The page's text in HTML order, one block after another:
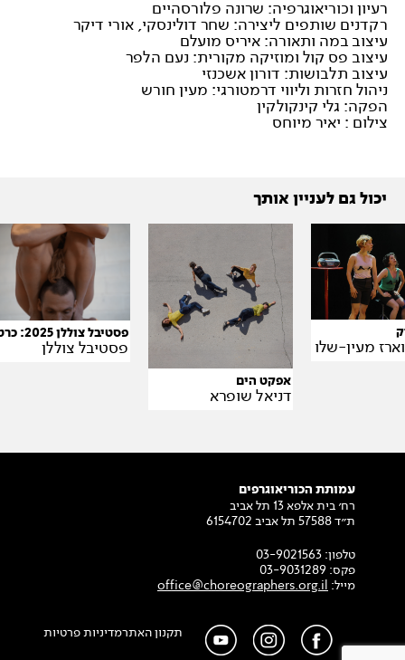
רעיון וכוריאוגרפיה: שרונה פלורסהיים
רקדנים שותפים ליצירה: שחר דולינסקי, אורי דיקר
עיצוב במה ותאורה: איריס מועלם
עיצוב פס קול ומוזיקה מקורית: נעם הלפר
עיצוב תלבושות: דורון אשכנזי
ניהול חזרות וליווי דרמטורגי: מעין חורש
הפקה: גלי קינקולקין
צילום : יאיר מיוחס
יכול גם לעניין אותך
מעין-שלו
אפקט הים
דניאל שופרא
פסטיבל צוללן 2025: כרטיס משולב לסטודנטים 6 מופעים
פסטיבל צוללן
עמותת הכוריאוגרפים
רח׳ בית אלפא 13 תל אביב
ת״ד 57588 תל אביב 6154702
טלפון: 03-9021563
פקס: 03-9031289
מייל: office@choreographers.org.il
תקנון האתרמדיניות פרטיות